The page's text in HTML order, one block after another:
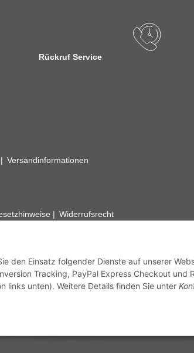
den Einsatz folgender Dienste auf unserer
Tracking, PayPal Express Checkout und
links unten). Weitere Details finden Sie unter
Rückruf Service
Versandinformationen
Widerrufsrecht
Abbildungen der Artikel können